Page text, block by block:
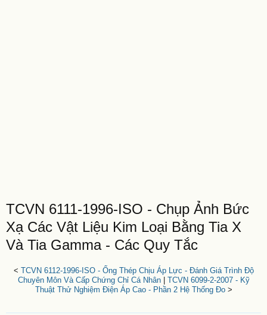
TCVN 6111-1996-ISO - Chụp Ảnh Bức
Xạ Các Vật Liệu Kim Loại Bằng Tia X
Và Tia Gamma - Các Quy Tắc
< TCVN 6112-1996-ISO - Ống Thép Chịu Áp Lực - Đánh Giá Trình Độ
Chuyên Môn Và Cấp Chứng Chỉ Cá Nhân| TCVN 6099-2-2007 - Kỹ
Thuật Thử Nghiệm Điện Áp Cao - Phần 2 Hệ Thống Đo>